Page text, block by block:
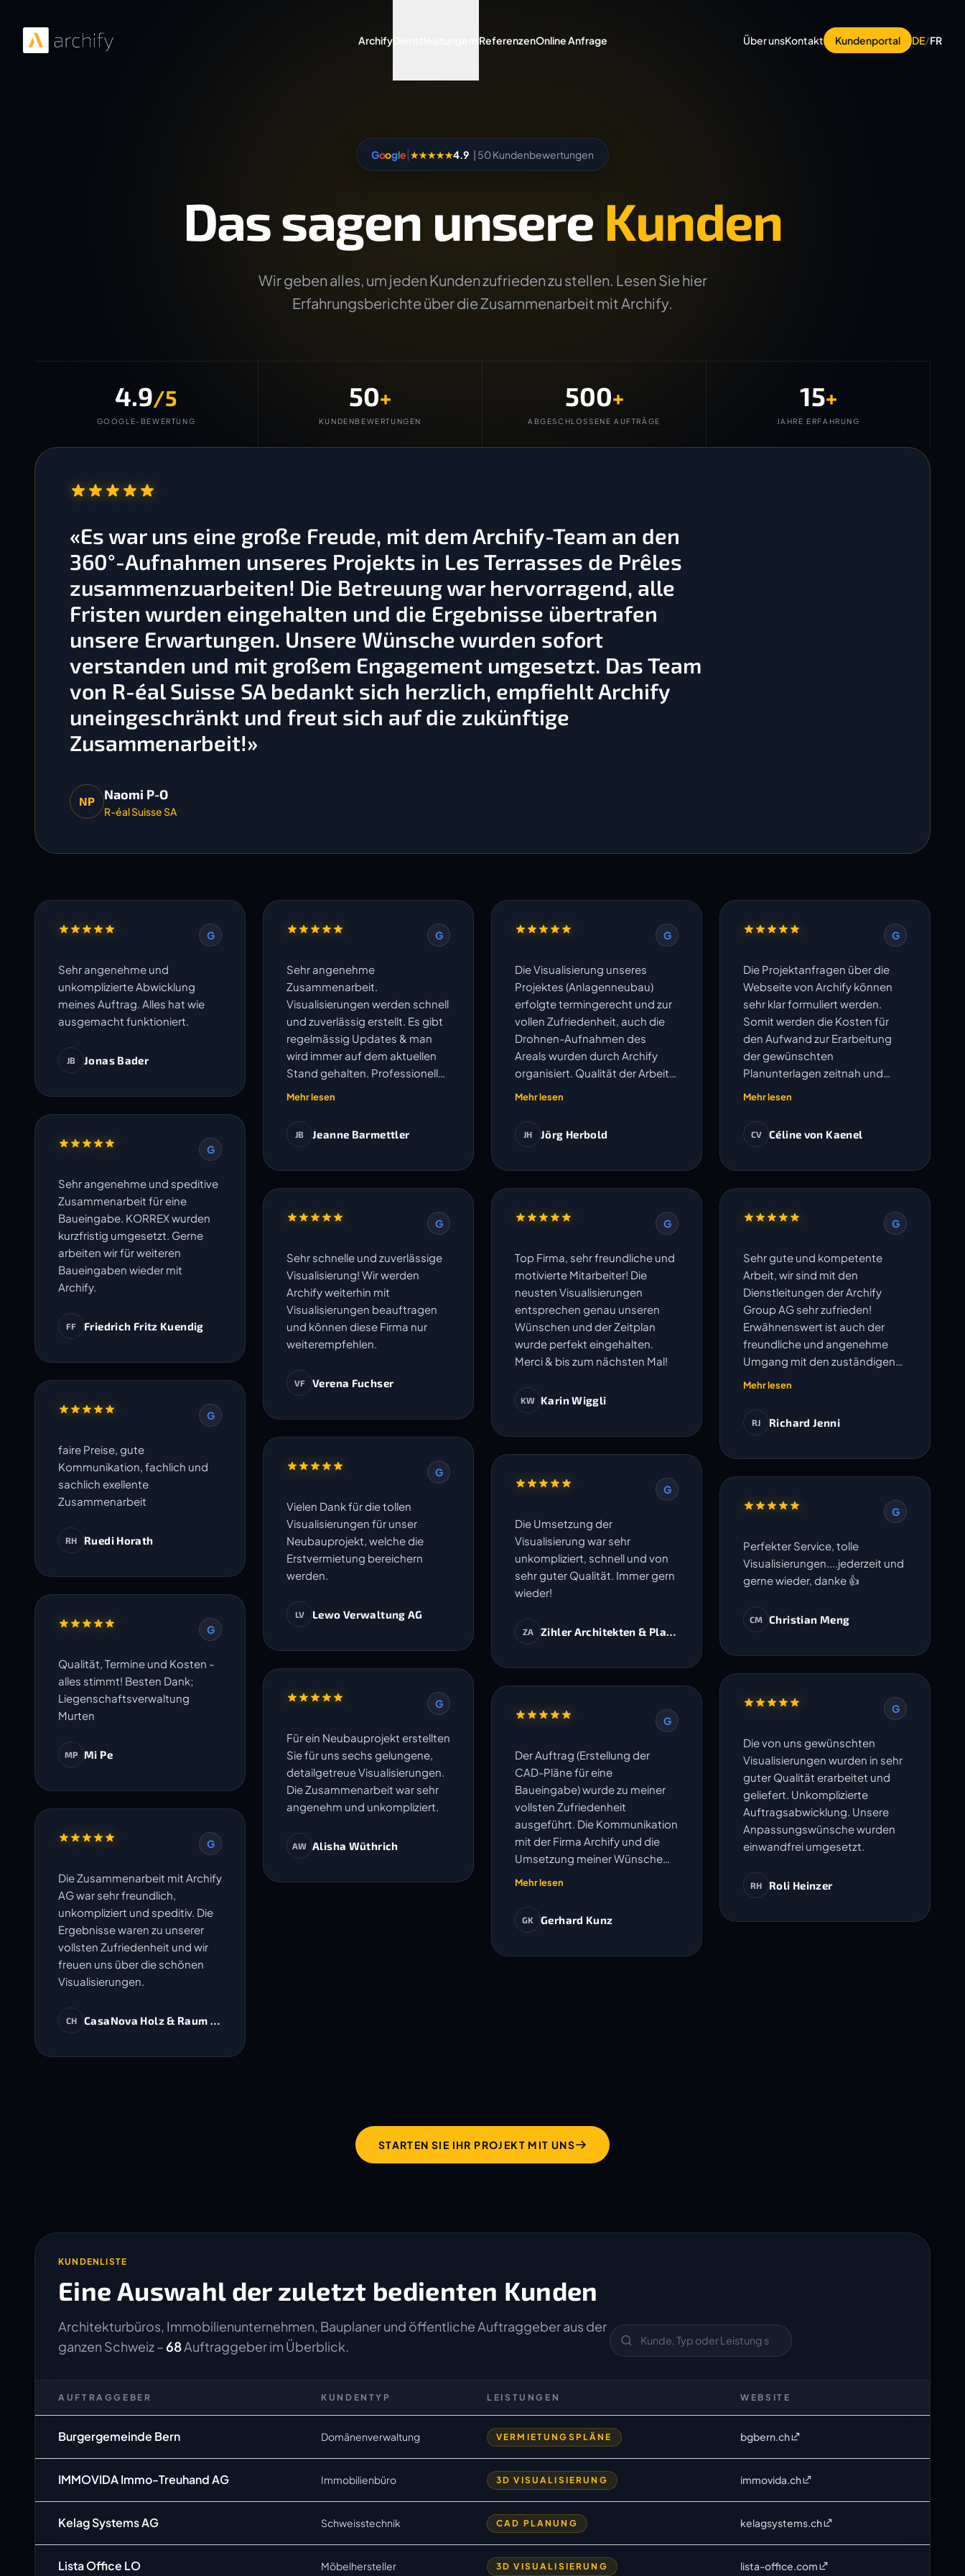
ArchifyDienstleistungen ReferenzenOnline Anfrage Über unsKontakt Kundenportal DE/FR
Google|★★★★★4.9 | 50 Kundenbewertungen
Das sagen unsere Kunden
Wir geben alles, um jeden Kunden zufrieden zu stellen. Lesen Sie hier
Erfahrungsberichte über die Zusammenarbeit mit Archify.
4.9/5
GOOGLE-BEWERTUNG
50+
KUNDENBEWERTUNGEN
500+
ABGESCHLOSSENE AUFTRÄGE
15+
JAHRE ERFAHRUNG
«Es war uns eine große Freude, mit dem Archify-Team an den
360°-Aufnahmen unseres Projekts in Les Terrasses de Prêles
zusammenzuarbeiten! Die Betreuung war hervorragend, alle
Fristen wurden eingehalten und die Ergebnisse übertrafen
unsere Erwartungen. Unsere Wünsche wurden sofort
verstanden und mit großem Engagement umgesetzt. Das Team
von R-éal Suisse SA bedankt sich herzlich, empfiehlt Archify
uneingeschränkt und freut sich auf die zukünftige
Zusammenarbeit!»
NP Naomi P-O
R-éal Suisse SA
G
Sehr angenehme und
unkomplizierte Abwicklung
meines Auftrag. Alles hat wie
ausgemacht funktioniert.
JB Jonas Bader
G
Sehr angenehme und speditive
Zusammenarbeit für eine
Baueingabe. KORREX wurden
kurzfristig umgesetzt. Gerne
arbeiten wir für weiteren
Baueingaben wieder mit
Archify.
FF Friedrich Fritz Kuendig
G
faire Preise, gute
Kommunikation, fachlich und
sachlich exellente
Zusammenarbeit
RH Ruedi Horath
G
Qualität, Termine und Kosten -
alles stimmt! Besten Dank;
Liegenschaftsverwaltung
Murten
MP Mi Pe
G
Die Zusammenarbeit mit Archify
AG war sehr freundlich,
unkompliziert und speditiv. Die
Ergebnisse waren zu unserer
vollsten Zufriedenheit und wir
freuen uns über die schönen
Visualisierungen.
CH CasaNova Holz & Raum AG
G
Sehr angenehme
Zusammenarbeit.
Visualisierungen werden schnell
und zuverlässig erstellt. Es gibt
regelmässig Updates & man
wird immer auf dem aktuellen
Stand gehalten. Professionell
und unkompliziert.
Mehr lesen
JB Jeanne Barmettler
G
Sehr schnelle und zuverlässige
Visualisierung! Wir werden
Archify weiterhin mit
Visualisierungen beauftragen
und können diese Firma nur
weiterempfehlen.
VF Verena Fuchser
G
Vielen Dank für die tollen
Visualisierungen für unser
Neubauprojekt, welche die
Erstvermietung bereichern
werden.
LV Lewo Verwaltung AG
G
Für ein Neubauprojekt erstellten
Sie für uns sechs gelungene,
detailgetreue Visualisierungen.
Die Zusammenarbeit war sehr
angenehm und unkompliziert.
AW Alisha Wüthrich
G
Die Visualisierung unseres
Projektes (Anlagenneubau)
erfolgte termingerecht und zur
vollen Zufriedenheit, auch die
Drohnen-Aufnahmen des
Areals wurden durch Archify
organisiert. Qualität der Arbeit
und Kommunikation sehr gut.
Mehr lesen
JH Jörg Herbold
G
Top Firma, sehr freundliche und
motivierte Mitarbeiter! Die
neusten Visualisierungen
entsprechen genau unseren
Wünschen und der Zeitplan
wurde perfekt eingehalten.
Merci & bis zum nächsten Mal!
KW Karin Wiggli
G
Die Umsetzung der
Visualisierung war sehr
unkompliziert, schnell und von
sehr guter Qualität. Immer gern
wieder!
ZA Zihler Architekten & Planer AG
G
Der Auftrag (Erstellung der
CAD-Pläne für eine
Baueingabe) wurde zu meiner
vollsten Zufriedenheit
ausgeführt. Die Kommunikation
mit der Firma Archify und die
Umsetzung meiner Wünsche
oder Anpassungen wurden
vorbehaltlos empfehlen. - Sie
Mehr lesen
GK Gerhard Kunz
G
Die Projektanfragen über die
Webseite von Archify können
sehr klar formuliert werden.
Somit werden die Kosten für
den Aufwand zur Erarbeitung
der gewünschten
Planunterlagen zeitnah und
transparent ausgewiesen.
Austausch betreffend offenen
umgehend bearbeitet. Die
vereinbarten Termine werden
die Zusammenarbeit in weiteren
Projekten.
Mehr lesen
CV Céline von Kaenel
G
Sehr gute und kompetente
Arbeit, wir sind mit den
Dienstleitungen der Archify
Group AG sehr zufrieden!
Erwähnenswert ist auch der
freundliche und angenehme
Umgang mit den zuständigen
Mitarbeitern.
Mehr lesen
RJ Richard Jenni
G
Perfekter Service, tolle
Visualisierungen....jederzeit und
gerne wieder, danke 👍
CM Christian Meng
G
Die von uns gewünschten
Visualisierungen wurden in sehr
guter Qualität erarbeitet und
geliefert. Unkomplizierte
Auftragsabwicklung. Unsere
Anpassungswünsche wurden
einwandfrei umgesetzt.
RH Roli Heinzer
STARTEN SIE IHR PROJEKT MIT UNS
KUNDENLISTE
Eine Auswahl der zuletzt bedienten Kunden
Architekturbüros, Immobilienunternehmen, Bauplaner und öffentliche Auftraggeber aus der
ganzen Schweiz – 68Auftraggeber im Überblick.
AUFTRAGGEBER KUNDENTYP LEISTUNGEN WEBSITE
Burgergemeinde Bern Domänenverwaltung VERMIETUNGSPLÄNE bgbern.ch
IMMOVIDA Immo-Treuhand AG Immobilienbüro 3D VISUALISIERUNG immovida.ch
Kelag Systems AG Schweisstechnik CAD PLANUNG kelagsystems.ch
Lista Office LO Möbelhersteller 3D VISUALISIERUNG lista-office.com